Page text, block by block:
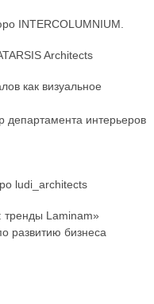
INTERCOLUMNIUM.
Architects
как визуальное
департамента интерьеров
ludi_architects
тренды Laminam»
развитию бизнеса